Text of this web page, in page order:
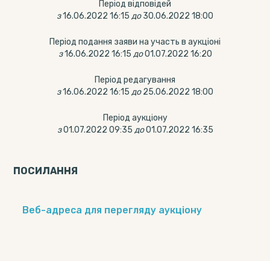
Період відповідей
з16.06.2022 16:15 до 30.06.2022 18:00
Період подання заяви на участь в аукціоні
з 16.06.2022 16:15 до 01.07.2022 16:20
Період редагування
з16.06.2022 16:15 до 25.06.2022 18:00
Період аукціону
з 01.07.2022 09:35 до 01.07.2022 16:35
ПОСИЛАННЯ
Веб-адреса для перегляду аукціону